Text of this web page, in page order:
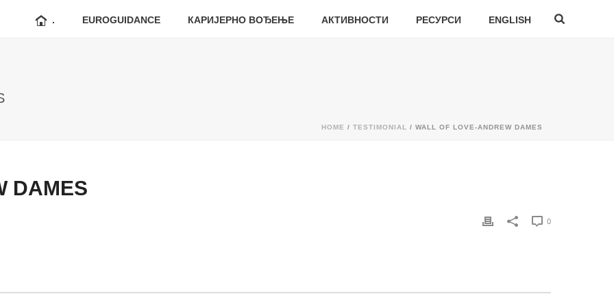
. EUROGUIDANCE КАРИЈЕРНО ВОЂЕЊЕ АКТИВНОСТИ РЕСУРСИ ENGLISH
HOME / TESTIMONIAL / WALL OF LOVE-ANDREW DAMES
DAMES
0